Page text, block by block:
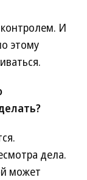
И
этому
дела.
может